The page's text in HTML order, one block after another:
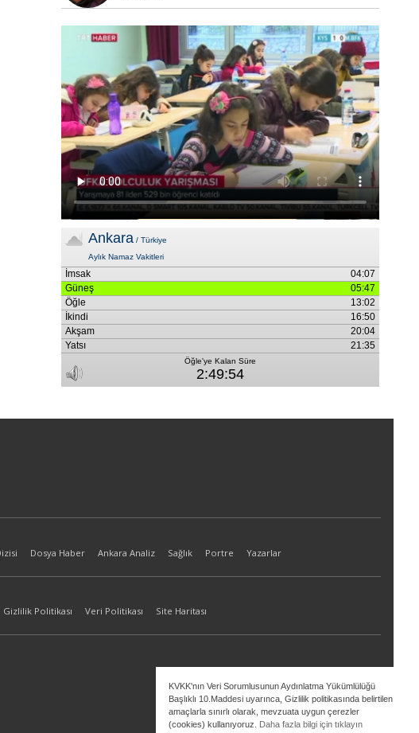
KVKK'nın Veri Sorumlusunun Aydınlatma Yükümlülüğü
Başlıklı 10.Maddesi uyarınca, Gizlilik politikasında belirtilen
amaçlarla sınırlı olarak, mevzuata uygun çerezler
(cookies) kullanıyoruz. Daha fazla bilgi için tıklayın
Dosya Haber Ankara Analiz Sağlık Portre Yazarlar
Gizlilik Politikası Veri Politikası Site Haritası